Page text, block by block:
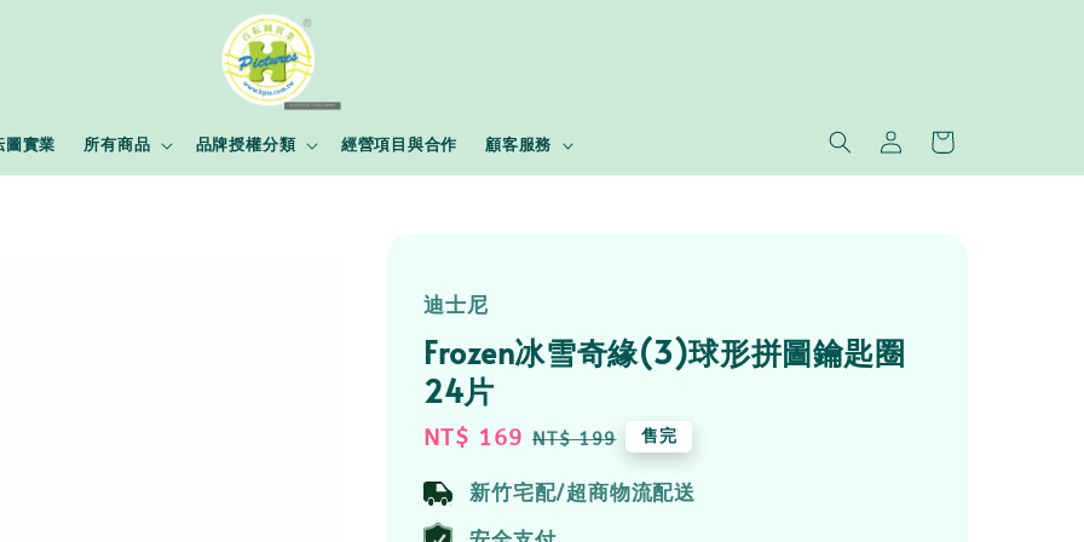
圖實業 所有商品 品牌授權分類 經營項目與合作 顧客服務
迪士尼
Frozen冰雪奇緣(3)球形拼圖鑰匙圈
24片
Sale
NT$ 169 Regular
NT$ 199 售完
新竹宅配/超商物流配送